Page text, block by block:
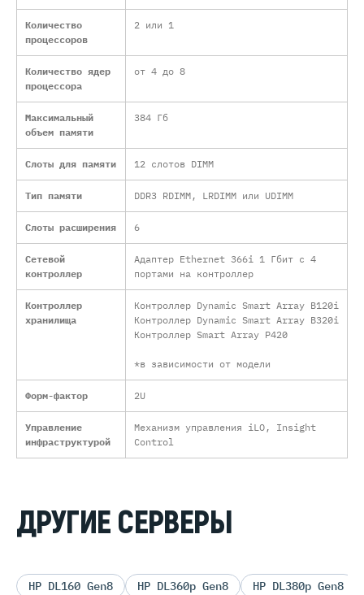
Количество
процессоров
2 или 1
Количество ядер
процессора
от 4 до 8
Максимальный
объем памяти
384 Гб
Слоты для памяти 12 слотов DIMM
Тип памяти DDR3 RDIMM, LRDIMM или UDIMM
Слоты расширения 6
Сетевой
контроллер
Адаптер Ethernet 366i 1 Гбит с 4
портами на контроллер
Контроллер
хранилища
Контроллер Dynamic Smart Array B120i
Контроллер Dynamic Smart Array B320i
Контроллер Smart Array P420
*в зависимости от модели
Форм-фактор 2U
Управление
инфраструктурой
Механизм управления iLO, Insight
Control
ДРУГИЕ СЕРВЕРЫ
HP DL160 Gen8 HP DL360p Gen8 HP DL380p Gen8